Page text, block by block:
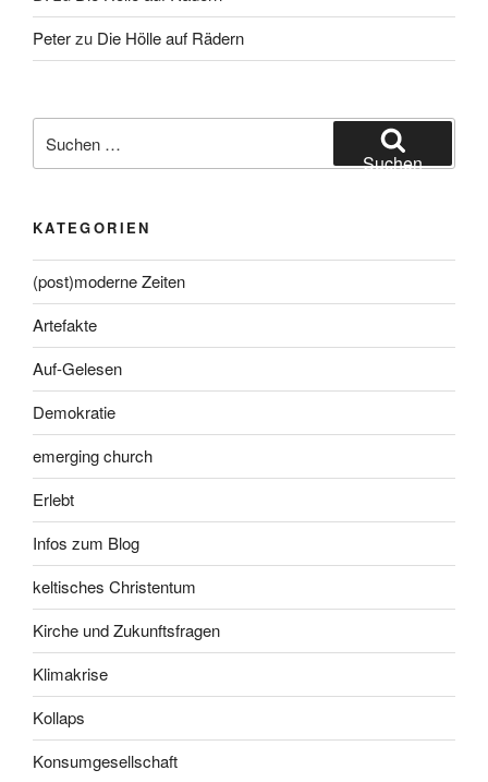
Peterzu Die Hölle auf Rädern
nach:
Suchen
KATEGORIEN
(post)moderne Zeiten
Artefakte
Auf-Gelesen
Demokratie
emerging church
Erlebt
Infos zum Blog
keltisches Christentum
Kirche und Zukunftsfragen
Klimakrise
Kollaps
Konsumgesellschaft